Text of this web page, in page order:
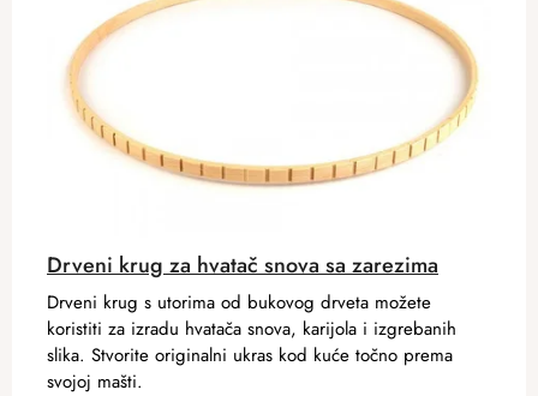
Drveni krug za hvatač snova sa zarezima
Drveni krug s utorima od bukovog drveta možete
koristiti za izradu hvatača snova, karijola i izgrebanih
slika. Stvorite originalni ukras kod kuće točno prema
svojoj mašti.